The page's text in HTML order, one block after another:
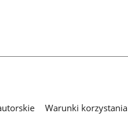
Warunki korzystania